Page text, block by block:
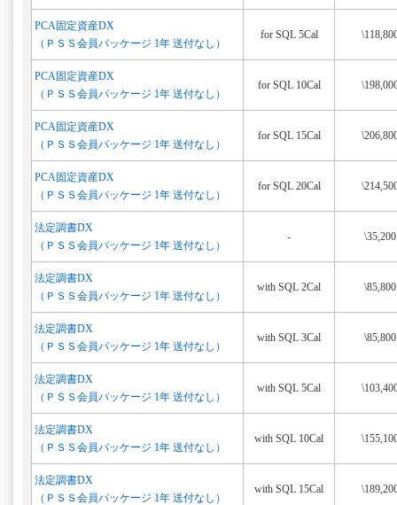
PCA固定資産DX
（ＰＳＳ会員パッケージ 1年 送付なし）
for SQL 5Cal
PCA固定資産DX
（ＰＳＳ会員パッケージ 1年 送付なし）
for SQL 10Cal
PCA固定資産DX
（ＰＳＳ会員パッケージ 1年 送付なし）
for SQL 15Cal
PCA固定資産DX
（ＰＳＳ会員パッケージ 1年 送付なし）
for SQL 20Cal
法定調書DX
（ＰＳＳ会員パッケージ 1年 送付なし）
- \35,200
法定調書DX
（ＰＳＳ会員パッケージ 1年 送付なし）
with SQL 2Cal \85,800
法定調書DX
（ＰＳＳ会員パッケージ 1年 送付なし）
with SQL 3Cal \85,800
法定調書DX
（ＰＳＳ会員パッケージ 1年 送付なし）
with SQL 5Cal
法定調書DX
（ＰＳＳ会員パッケージ 1年 送付なし）
with SQL 10Cal
法定調書DX
（ＰＳＳ会員パッケージ 1年 送付なし）
with SQL 15Cal